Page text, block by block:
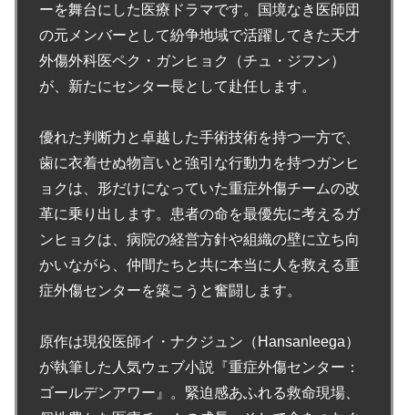
ーを舞台にした医療ドラマです。国境なき医師団
の元メンバーとして紛争地域で活躍してきた天才
外傷外科医ペク・ガンヒョク（チュ・ジフン）
が、新たにセンター長として赴任します。
優れた判断力と卓越した手術技術を持つ一方で、
歯に衣着せぬ物言いと強引な行動力を持つガンヒ
ョクは、形だけになっていた重症外傷チームの改
革に乗り出します。患者の命を最優先に考えるガ
ンヒョクは、病院の経営方針や組織の壁に立ち向
かいながら、仲間たちと共に本当に人を救える重
症外傷センターを築こうと奮闘します。
原作は現役医師イ・ナクジュン（Hansanleega）
が執筆した人気ウェブ小説『重症外傷センター：
ゴールデンアワー』。緊迫感あふれる救命現場、